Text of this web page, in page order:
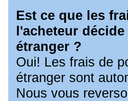
Est ce que les
l'acheteur
étranger ?
Oui! Les frais de
étranger sont
Nous vous